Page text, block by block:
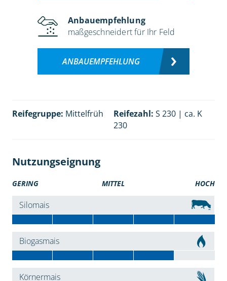
Anbauempfehlung
maßgeschneidert für Ihr Feld
ANBAUEMPFEHLUNG
Reifegruppe: Mittelfrüh Reifezahl: S 230 | ca. K
230
Nutzungseignung
GERING MITTEL HOCH
Silomais
Biogasmais
Körnermais